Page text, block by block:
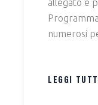
allegato e
numerosi
LEGGI